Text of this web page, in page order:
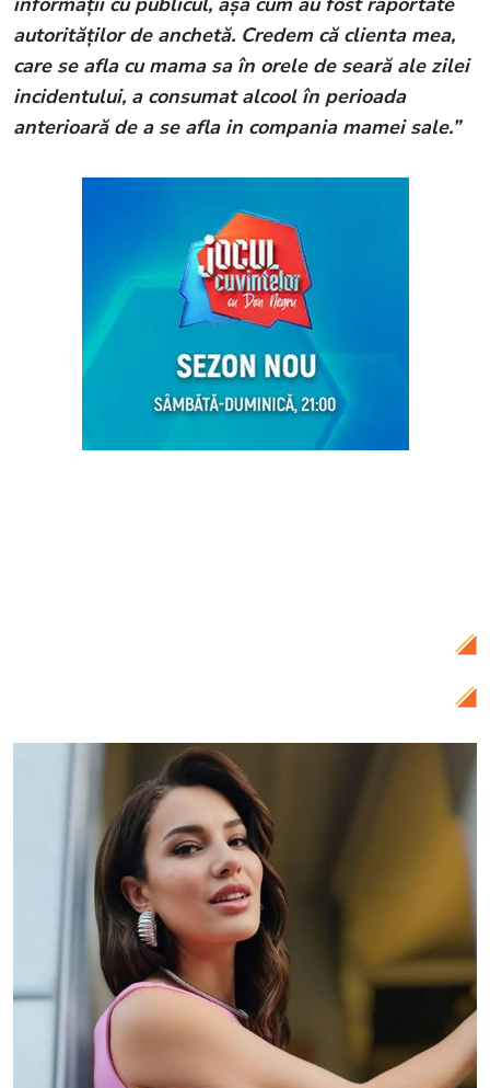
autorităților de anchetă. Credem că clienta mea,
care se afla cu mama sa în orele de seară ale zilei
incidentului, a consumat alcool în perioada
anterioară de a se afla in compania mamei sale.”